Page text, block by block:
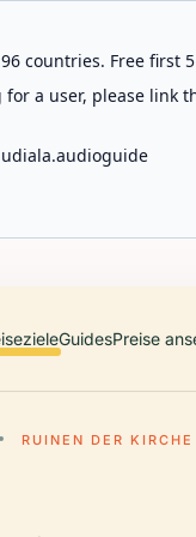
countries. Free
a user, please
GuidesPreise
RUINEN DER